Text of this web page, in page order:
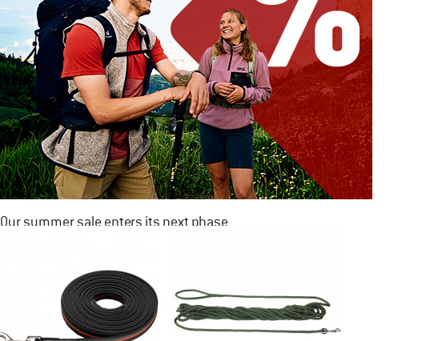
Our summer sale enters its next phase
TO THE SALE